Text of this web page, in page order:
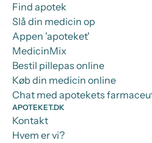
Find apotek
Slå din medicin op
Appen 'apoteket'
MedicinMix
Bestil pillepas online
Køb din medicin online
Chat med apotekets
APOTEKET.DK
Kontakt
Hvem er vi?